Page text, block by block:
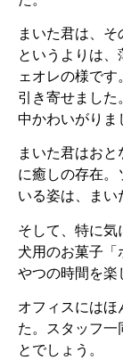
まいた君は、
というよりは
ェオレの様で
引き寄せました
中かわいがりま
まいた君はお
に癒しの存在。
いる姿は、まい
そして、特に
犬用のお菓子
やつの時間を楽
オフィスにはほ
た。スタッフ一
とでしょう。